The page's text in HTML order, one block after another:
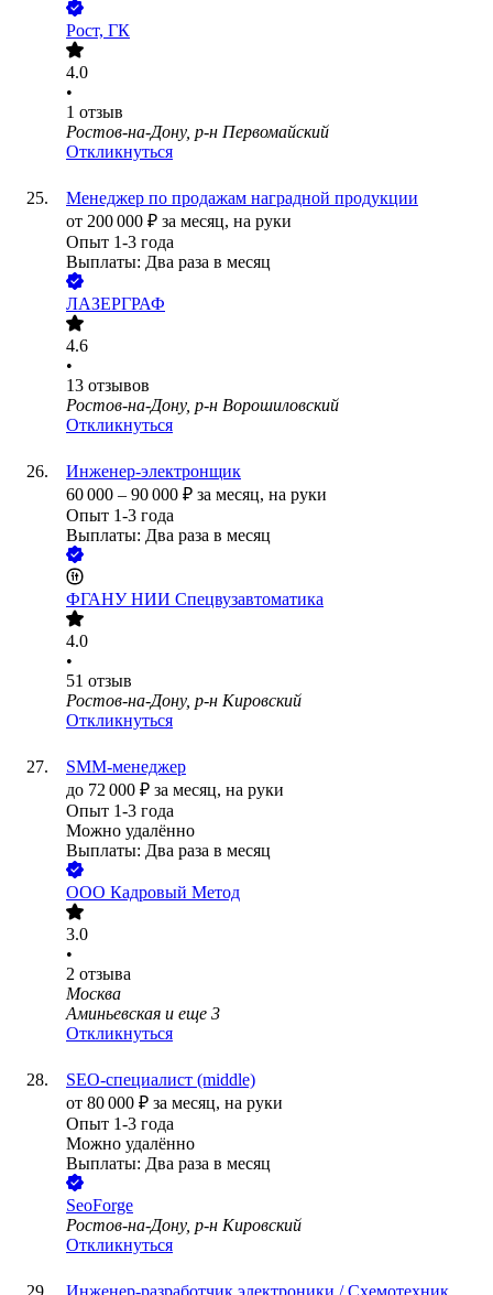
Рост, ГК
4.0
•
1 отзыв
Ростов-на-Дону, р-н Первомайский
Откликнуться
Менеджер по продажам наградной продукции
от 200 000 ₽ за месяц, на руки
Опыт 1-3 года
Выплаты: Два раза в месяц
ЛАЗЕРГРАФ
4.6
•
13 отзывов
Ростов-на-Дону, р-н Ворошиловский
Откликнуться
Инженер-электронщик
60 000 – 90 000 ₽ за месяц, на руки
Опыт 1-3 года
Выплаты: Два раза в месяц
ФГАНУ НИИ Спецвузавтоматика
4.0
•
51 отзыв
Ростов-на-Дону, р-н Кировский
Откликнуться
SMM-менеджер
до 72 000 ₽ за месяц, на руки
Опыт 1-3 года
Можно удалённо
Выплаты: Два раза в месяц
ООО Кадровый Метод
3.0
•
2 отзыва
Москва
Аминьевская и еще 3
Откликнуться
SEO-специалист (middle)
от 80 000 ₽ за месяц, на руки
Опыт 1-3 года
Можно удалённо
Выплаты: Два раза в месяц
SeoForge
Ростов-на-Дону, р-н Кировский
Откликнуться